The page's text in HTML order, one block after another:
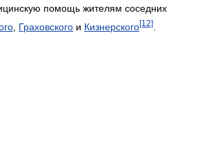
помощь жителям соседних
Граховского и Кизнерского[12]